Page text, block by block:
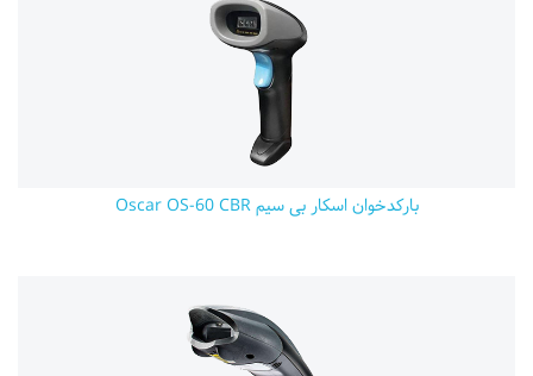
بارکدخوان اسکار بی سیم Oscar OS-60 CBR